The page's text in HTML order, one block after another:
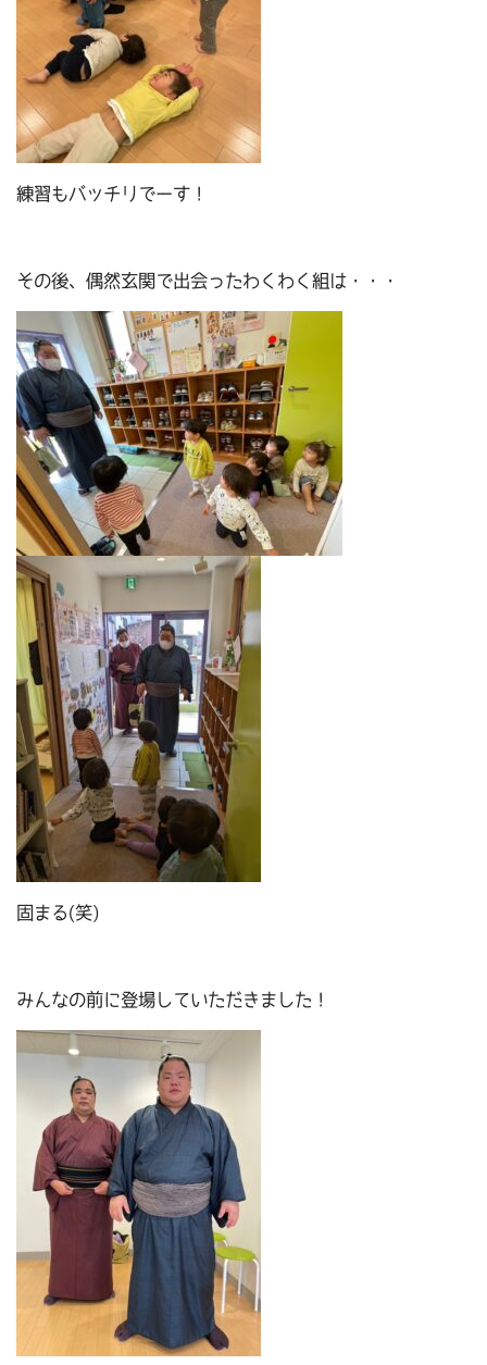
練習もバッチリでーす！
その後、偶然玄関で出会ったわくわく組は・・・
固まる(笑)
みんなの前に登場していただきました！